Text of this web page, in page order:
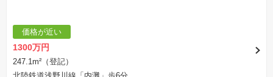
※「本体価格」とは、課税対象物件においては「消費税を除いた建物価格」と「土地価格」の
合計額を指します。
表示されておりません。
※取引にかかる費用：物件の契約手続き、決済、引き渡し時にかかる費用を表示しています。
不動産会社によって表記有無が異なるため、ご自身で十分な確認をしていただくようにお願い
いたします。
価格が近い
1300万円
247.1m²（登記）